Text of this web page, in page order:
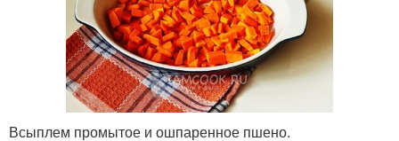
Всыплем промытое и ошпаренное пшено.